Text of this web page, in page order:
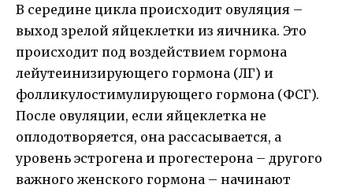
В середине цикла происходит овуляция –
выход зрелой яйцеклетки из яичника. Это
происходит под воздействием гормона
лейутеинизирующего гормона (ЛГ) и
фолликулостимулирующего гормона (ФСГ).
После овуляции, если яйцеклетка не
оплодотворяется, она рассасывается, а
уровень эстрогена и прогестерона – другого
важного женского гормона – начинают